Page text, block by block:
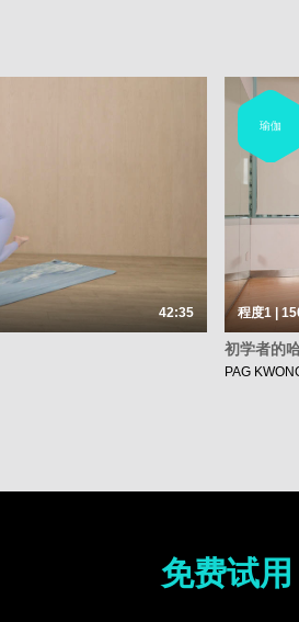
42:35
瑜伽
程度1 |
初学者的
PAG
免费试